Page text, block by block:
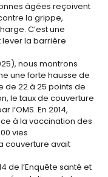
âgées reçoivent
la grippe,
C’est une
la barrière
nous montrons
une forte hausse de
de 22 à 25 points de
le taux de couverture
l’OMS. En 2014,
à la vaccination des
vies
couverture avait
de l’Enquête santé et